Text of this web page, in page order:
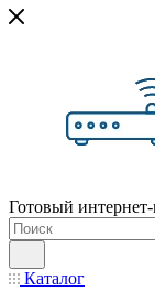
Готовый
Каталог